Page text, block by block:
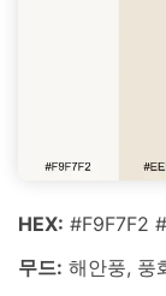
HEX: #F9F7F2
무드: 해안풍, 풍